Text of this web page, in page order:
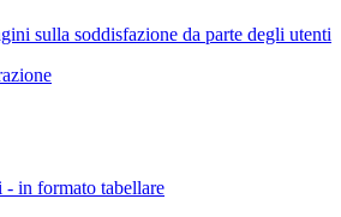
sulla soddisfazione da parte degli utenti
- in formato tabellare